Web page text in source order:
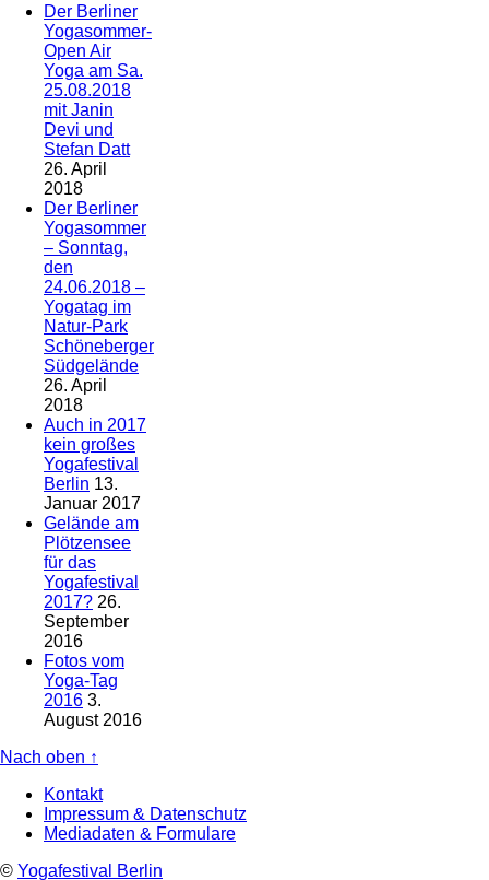
Der Berliner
Yogasommer-
Open Air
Yoga am Sa.
25.08.2018
mit Janin
Devi und
Stefan Datt
26. April
2018
Der Berliner
Yogasommer
– Sonntag,
den
24.06.2018 –
Yogatag im
Natur-Park
Schöneberger
Südgelände
26. April
2018
Auch in 2017
kein großes
Yogafestival
Berlin 13.
Januar 2017
Gelände am
Plötzensee
für das
Yogafestival
2017? 26.
September
2016
Fotos vom
Yoga-Tag
2016 3.
August 2016
Nach oben ↑
Kontakt
Impressum & Datenschutz
Mediadaten & Formulare
© Yogafestival Berlin